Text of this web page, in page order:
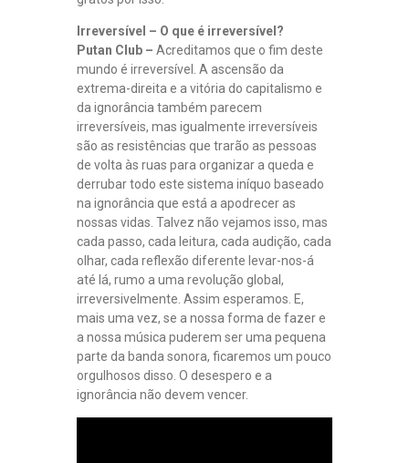
Irreversível – O que é irreversível?
Putan Club – Acreditamos que o fim deste
mundo é irreversível. A ascensão da
extrema-direita e a vitória do capitalismo e
da ignorância também parecem
irreversíveis, mas igualmente irreversíveis
são as resistências que trarão as pessoas
de volta às ruas para organizar a queda e
derrubar todo este sistema iníquo baseado
na ignorância que está a apodrecer as
nossas vidas. Talvez não vejamos isso, mas
cada passo, cada leitura, cada audição, cada
olhar, cada reflexão diferente levar-nos-á
até lá, rumo a uma revolução global,
irreversivelmente. Assim esperamos. E,
mais uma vez, se a nossa forma de fazer e
a nossa música puderem ser uma pequena
parte da banda sonora, ficaremos um pouco
orgulhosos disso. O desespero e a
ignorância não devem vencer.